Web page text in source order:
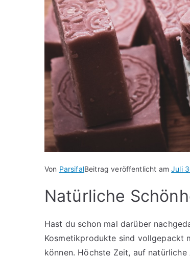
Von ParsifalBeitrag veröffentlicht amJuli
Natürliche
Hast du schon mal darüber
Kosmetikprodukte sind vollgepackt
können. Höchste Zeit, auf